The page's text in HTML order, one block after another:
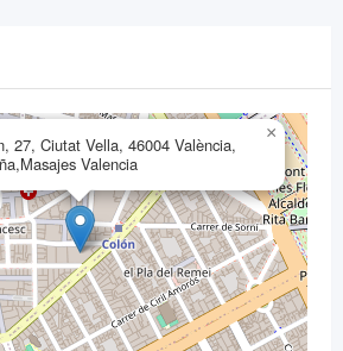
27, Ciutat Vella, 46004 València,
Valencia
×